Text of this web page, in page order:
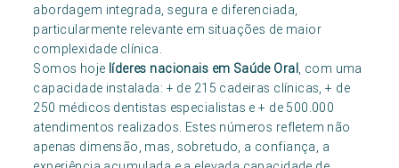
abordagem integrada, segura e diferenciada,
particularmente relevante em situações de maior
complexidade clínica.
Somos hoje líderes nacionais em Saúde Oral , com uma
capacidade instalada: + de 215 cadeiras clínicas, + de
250 médicos dentistas especialistas e + de 500.000
atendimentos realizados. Estes números refletem não
apenas dimensão, mas, sobretudo, a confiança, a